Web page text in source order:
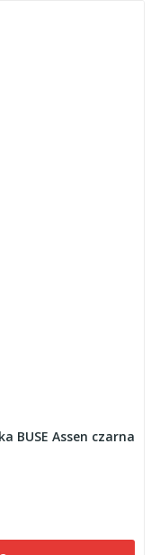
BUSE Assen czarna